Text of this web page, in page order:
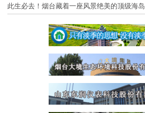
此生必去！烟台藏着一座风景绝美的顶级海岛